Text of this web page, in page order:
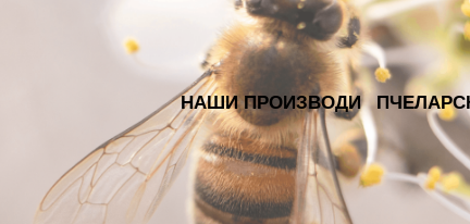
НАШИ ПРОИЗВОДИ